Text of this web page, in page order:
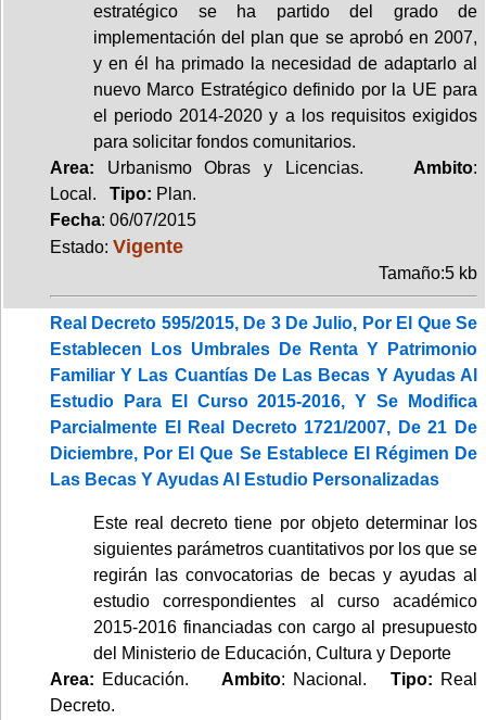
estratégico se ha partido del grado de
implementación del plan que se aprobó en 2007,
y en él ha primado la necesidad de adaptarlo al
nuevo Marco Estratégico definido por la UE para
el periodo 2014-2020 y a los requisitos exigidos
para solicitar fondos comunitarios.
Area: Urbanismo Obras y Licencias. Ambito:
Local. Tipo: Plan.
Fecha: 06/07/2015
Estado: Vigente
Tamaño:5 kb
Real Decreto 595/2015, De 3 De Julio, Por El Que Se
Establecen Los Umbrales De Renta Y Patrimonio
Familiar Y Las Cuantías De Las Becas Y Ayudas Al
Estudio Para El Curso 2015-2016, Y Se Modifica
Parcialmente El Real Decreto 1721/2007, De 21 De
Diciembre, Por El Que Se Establece El Régimen De
Las Becas Y Ayudas Al Estudio Personalizadas
Este real decreto tiene por objeto determinar los
siguientes parámetros cuantitativos por los que se
regirán las convocatorias de becas y ayudas al
estudio correspondientes al curso académico
2015-2016 financiadas con cargo al presupuesto
del Ministerio de Educación, Cultura y Deporte
Area: Educación. Ambito: Nacional. Tipo: Real
Decreto.